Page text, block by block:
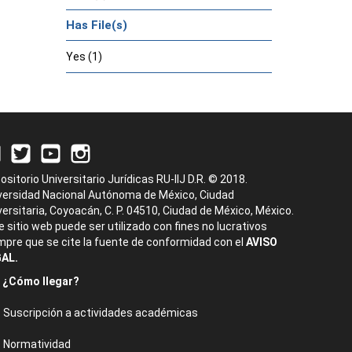
Has File(s)
Yes (1)
Universitario Jurídicas RU-IIJ D.R. © 2018.
Nacional Autónoma de México, Ciudad
Coyoacán, C. P. 04510, Ciudad de México, México.
sitio web puede ser utilizado con fines no lucrativos
que se cite la fuente de conformidad con el AVISO
¿Cómo llegar?
Suscripción a actividades académicas
Normatividad